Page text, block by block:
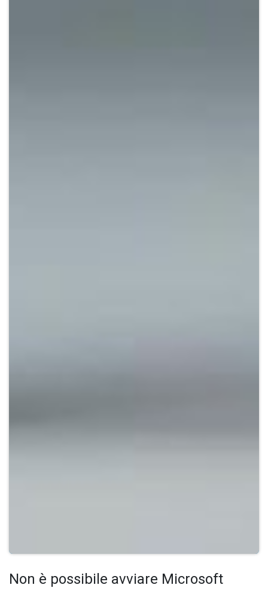
Non è possibile avviare Microsoft